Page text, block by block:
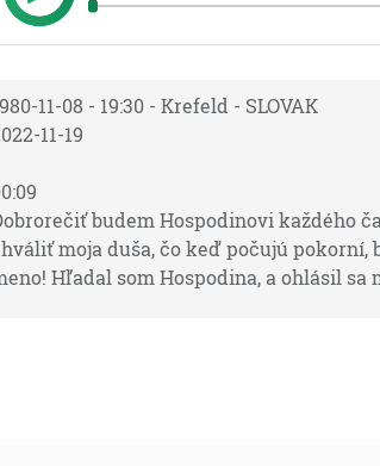
11-08 - 19:30 - Krefeld - SLOVAK
11-19
budem Hospodinovi každého
moja duša, čo keď počujú pokorní,
Hľadal som Hospodina, a ohlásil